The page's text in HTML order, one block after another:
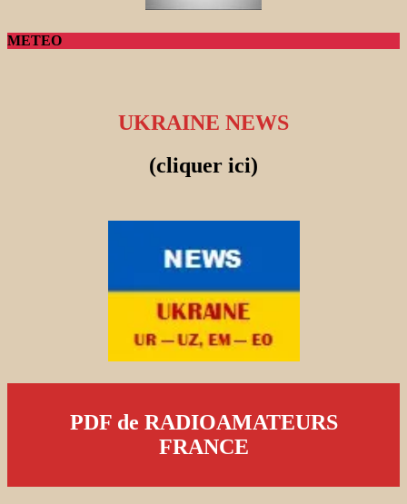
METEO
UKRAINE NEWS
(cliquer ici)
PDF de RADIOAMATEURS
FRANCE